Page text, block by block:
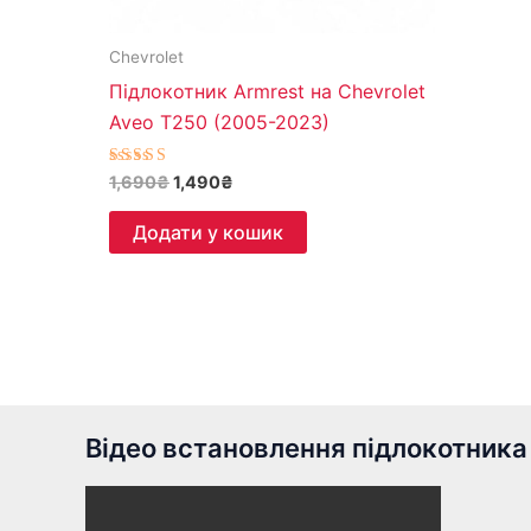
Chevrolet
Підлокотник Armrest на Chevrolet
Aveo T250 (2005-2023)
Оцінено в
4.82
з 5
1,690₴1,490₴
Додати у кошик
Відео встановлення